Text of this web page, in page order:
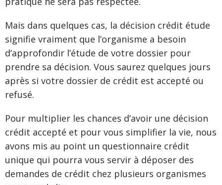
Mais dans quelques cas, la décision crédit étude
signifie vraiment que l’organisme a besoin
d’approfondir l’étude de votre dossier pour
prendre sa décision. Vous saurez quelques jours
après si votre dossier de crédit est accepté ou
refusé.
Pour multiplier les chances d’avoir une décision
crédit accepté et pour vous simplifier la vie, nous
avons mis au point un questionnaire crédit
unique qui pourra vous servir à déposer des
demandes de crédit chez plusieurs organismes